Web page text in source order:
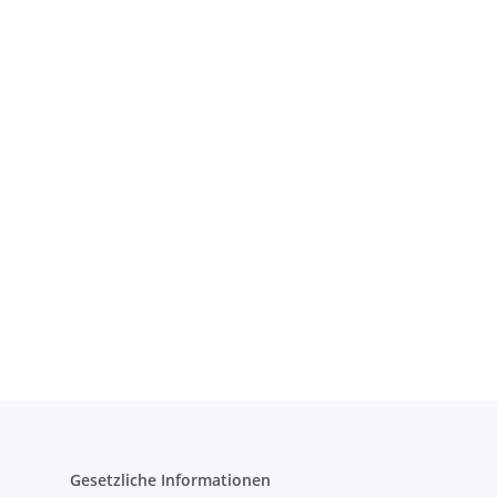
Gesetzliche Informationen